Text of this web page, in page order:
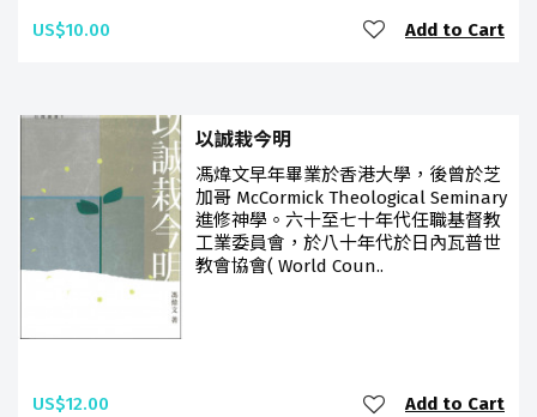
US$10.00 Add to Cart
以誠栽今明
馮煒文早年畢業於香港大學，後曾於芝
加哥 McCormick Theological Seminary
進修神學。六十至七十年代任職基督教
工業委員會，於八十年代於日內瓦普世
教會協會( World Coun..
US$12.00 Add to Cart